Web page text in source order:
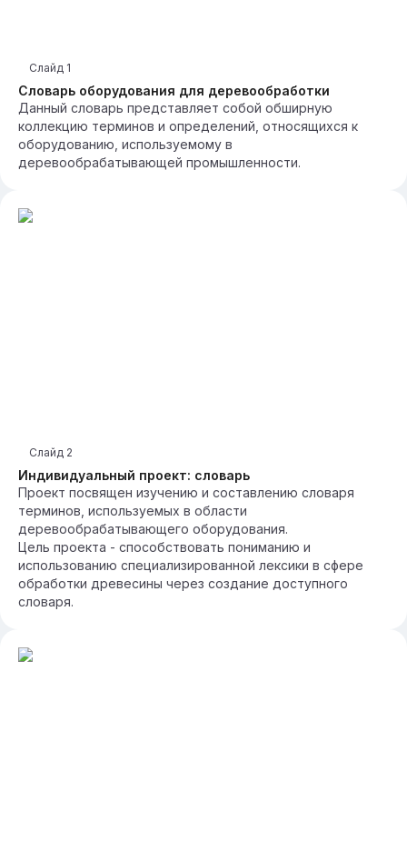
Словарь оборудования для деревообработки
Слайд 1
Данный словарь представляет собой обширную
коллекцию терминов и определений, относящихся к
оборудованию, используемому в
деревообрабатывающей промышленности.
Индивидуальный проект: словарь
Слайд 2
Проект посвящен изучению и составлению словаря
терминов, используемых в области
деревообрабатывающего оборудования.
Цель проекта - способствовать пониманию и
использованию специализированной лексики в сфере
обработки древесины через создание доступного
словаря.